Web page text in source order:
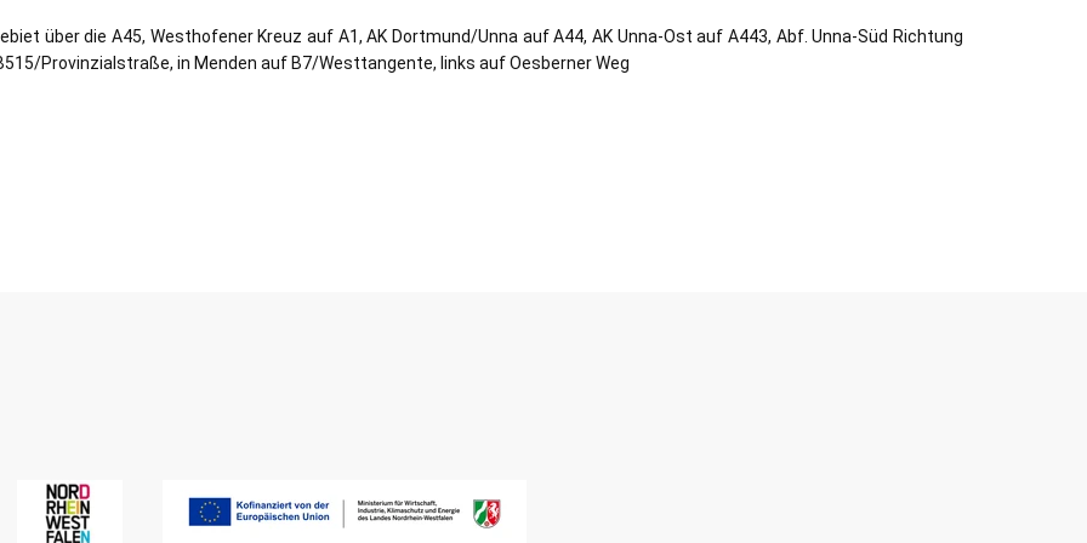
über die A45, Westhofener Kreuz auf A1, AK Dortmund/Unna auf A44, AK Unna-Ost auf A443, Abf. Unna-Süd Richtung
Provinzialstraße, in Menden auf B7/Westtangente, links auf Oesberner Weg